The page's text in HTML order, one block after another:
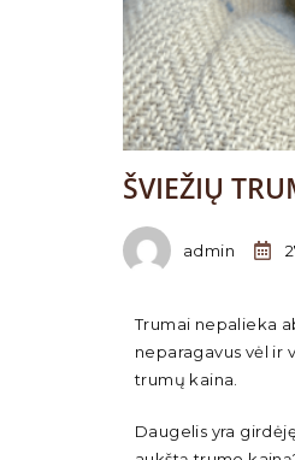
ŠVIEŽIŲ
admin
Trumai nepalieka
neparagavus vėl ir
trumų kaina.
Daugelis yra